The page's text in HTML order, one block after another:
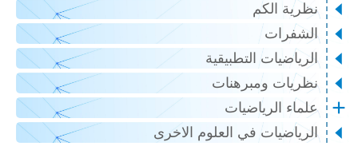
نظرية الكم
الشفرات
الرياضيات التطبيقية
نظريات ومبرهنات
علماء الرياضيات
الرياضيات في العلوم الاخرى